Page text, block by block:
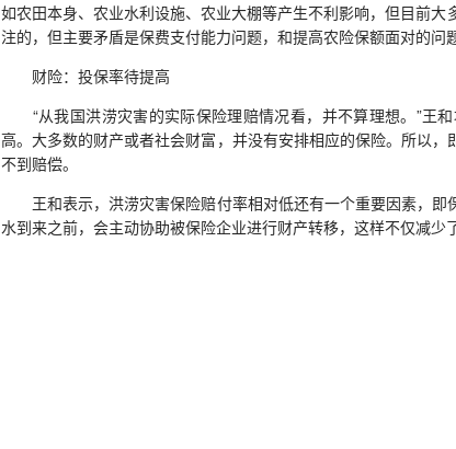
如农田本身、农业水利设施、农业大棚等产生不利影响，但目前大
注的，但主要矛盾是保费支付能力问题，和提高农险保额面对的问题
财险：投保率待提高
“从我国洪涝灾害的实际保险理赔情况看，并不算理想。”王
高。大多数的财产或者社会财富，并没有安排相应的保险。所以
不到赔偿。
王和表示，洪涝灾害保险赔付率相对低还有一个重要因素，即
水到来之前，会主动协助被保险企业进行财产转移，这样不仅减少